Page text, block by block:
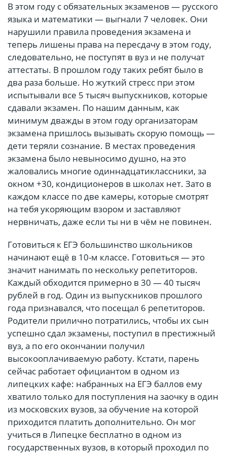
В этом году с обязательных экзаменов — русского
языка и математики — выгнали 7 человек. Они
нарушили правила проведения экзамена и
теперь лишены права на пересдачу в этом году,
следовательно, не поступят в вуз и не получат
аттестаты. В прошлом году таких ребят было в
два раза больше. Но жуткий стресс при этом
испытывали все 5 тысяч выпускников, которые
сдавали экзамен. По нашим данным, как
минимум дважды в этом году организаторам
экзамена пришлось вызывать скорую помощь —
дети теряли сознание. В местах проведения
экзамена было невыносимо душно, на это
жаловались многие одиннадцатиклассники, за
окном +30, кондиционеров в школах нет. Зато в
каждом классе по две камеры, которые смотрят
на тебя укоряющим взором и заставляют
нервничать, даже если ты ни в чём не повинен.
Готовиться к ЕГЭ большинство школьников
начинают ещё в 10-м классе. Готовиться — это
значит нанимать по нескольку репетиторов.
Каждый обходится примерно в 30 — 40 тысяч
рублей в год. Один из выпускников прошлого
года признавался, что посещал 6 репетиторов.
Родители прилично потратились, чтобы их сын
успешно сдал экзамены, поступил в престижный
вуз, а по его окончании получил
высокооплачиваемую работу. Кстати, парень
сейчас работает официантом в одном из
липецких кафе: набранных на ЕГЭ баллов ему
хватило только для поступления на заочку в один
из московских вузов, за обучение на которой
приходится платить дополнительно. Он мог
учиться в Липецке бесплатно в одном из
государственных вузов, в который проходил по